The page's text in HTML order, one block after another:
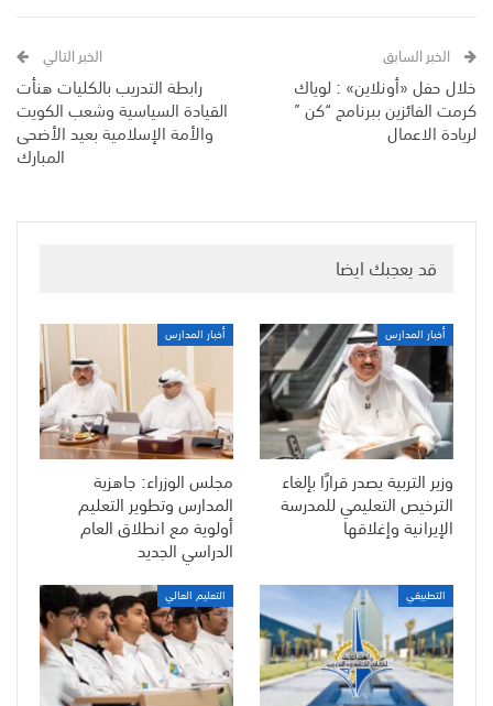
الخبر السابق
خلال حفل «أونلاين» : لوياك
كرمت الفائزين ببرنامج “كن ”
لريادة الاعمال
الخبر التالي
رابطة التدريب بالكليات هنأت
القيادة السياسية وشعب الكويت
والأمة الإسلامية بعيد الأضحى
المبارك
قد يعجبك ايضا
أخبار المدارس
وزير التربية يصدر قرارًا بإلغاء
الترخيص التعليمي للمدرسة
الإيرانية وإغلاقها
أخبار المدارس
مجلس الوزراء: جاهزية
المدارس وتطوير التعليم
أولوية مع انطلاق العام
الدراسي الجديد
التطبيقي التعليم العالي